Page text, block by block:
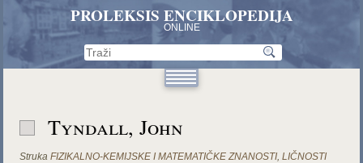
PROLEKSIS ENCIKLOPEDIJA
ONLINE
Tyndall, John
Struka FIZIKALNO-KEMIJSKE I MATEMATIČKE ZNANOSTI,LIČNOSTI